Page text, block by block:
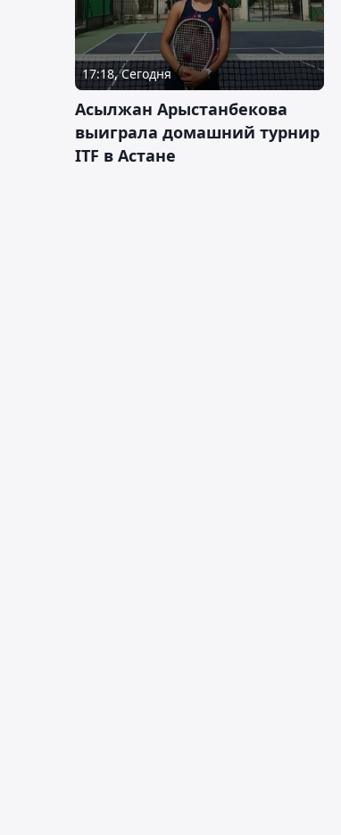
17:18, Сегодня
Асылжан Арыстанбекова
выиграла домашний турнир
ITF в Астане